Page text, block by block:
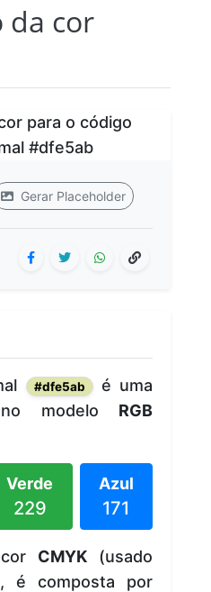
da cor
Gerar Placeholder
#dfe5ab
é uma
no modelo RGB
Verde
229
Azul
171
CMYK(usado
é composta por